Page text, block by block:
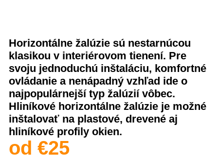
Horizontálne žalúzie sú nestarnúcou
klasikou v interiérovom tienení. Pre
svoju jednoduchú inštaláciu, komfortné
ovládanie a nenápadný vzhľad ide o
najpopulárnejší typ žalúzií vôbec.
Hliníkové horizontálne žalúzie je možné
inštalovať na plastové, drevené aj
hliníkové profily okien.
od €25